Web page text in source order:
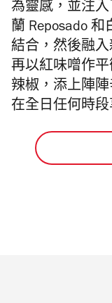
為靈感，並注入
蘭 Reposado 和
結合，然後融入
再以紅味噌作
辣椒，添上陣
在全日任何時段